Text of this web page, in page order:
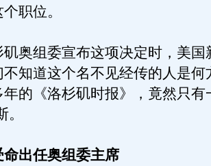
职位。
组委宣布这项决定时，美国
知道这个名不见经传的人是何
的《洛杉矶时报》，竟然只有
命出任奥组委主席